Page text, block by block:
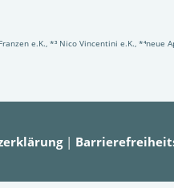
e.K., *³ Nico Vincentini e.K., *⁴neue
|